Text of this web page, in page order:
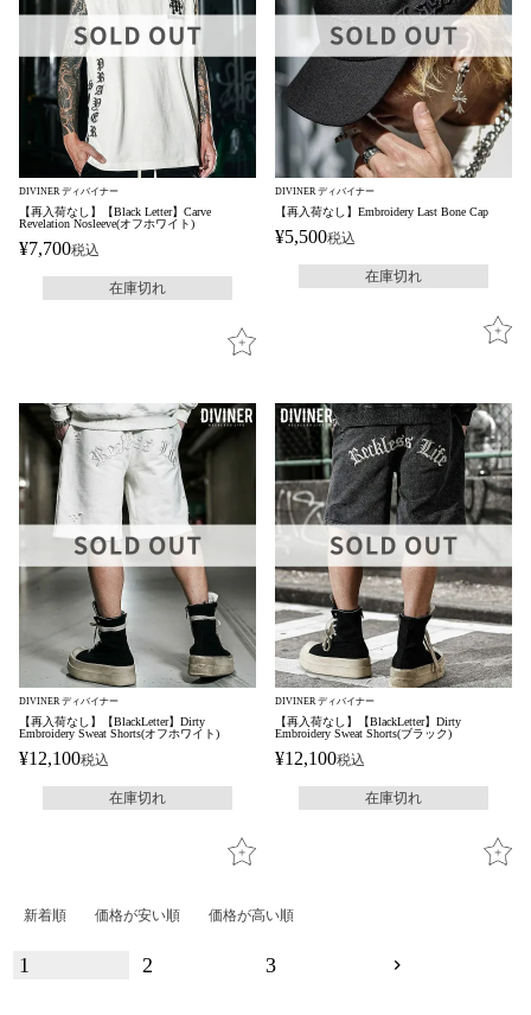
DIVINER ディバイナー
【再入荷なし】【Black Letter】Carve
Revelation Nosleeve(オフホワイト)
¥7,700税込
在庫切れ
DIVINER ディバイナー
【再入荷なし】Embroidery Last Bone Cap
¥5,500税込
在庫切れ
DIVINER ディバイナー
【再入荷なし】【BlackLetter】Dirty
Embroidery Sweat Shorts(オフホワイト)
¥12,100税込
在庫切れ
DIVINER ディバイナー
【再入荷なし】【BlackLetter】Dirty
Embroidery Sweat Shorts(ブラック)
¥12,100税込
在庫切れ
新着順 価格が安い順 価格が高い順
1 2 3